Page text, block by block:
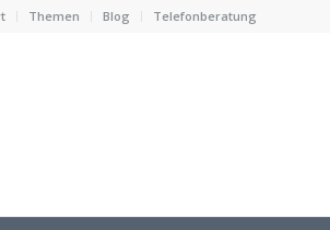
Themen Blog Telefonberatung